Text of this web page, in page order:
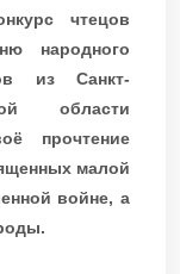
чтецов
народного
из Санкт-
области
прочтение
малой
войне, а